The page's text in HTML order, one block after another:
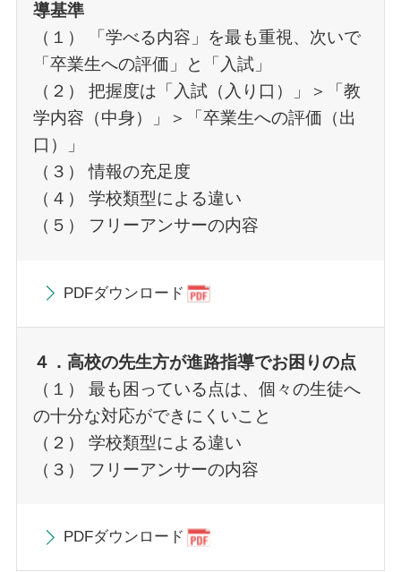
導基準
（１） 「学べる内容」を最も重視、次いで
「卒業生への評価」と「入試」
（２） 把握度は「入試（入り口）」＞「教
学内容（中身）」＞「卒業生への評価（出
口）」
（３） 情報の充足度
（４） 学校類型による違い
（５） フリーアンサーの内容
PDFダウンロード
４．高校の先生方が進路指導でお困りの点
（１） 最も困っている点は、個々の生徒へ
の十分な対応ができにくいこと
（２） 学校類型による違い
（３） フリーアンサーの内容
PDFダウンロード